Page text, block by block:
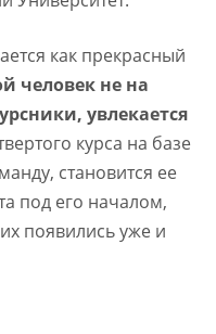
как прекрасный
человек не на
увлекается
курса на базе
становится ее
под его началом,
появились уже и